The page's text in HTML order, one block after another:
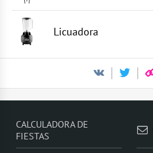
Licuadora
CALCULADORA DE
FIESTAS